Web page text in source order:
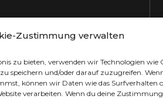
Zustimmung verwalten
zu bieten, verwenden wir Technologien wie
speichern und/oder darauf zuzugreifen.
können wir Daten wie das Surfverhalten
verarbeiten. Wenn du deine
Alle Rechte vorbehalten